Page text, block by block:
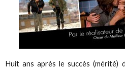
Huit ans après le succès (mérité)